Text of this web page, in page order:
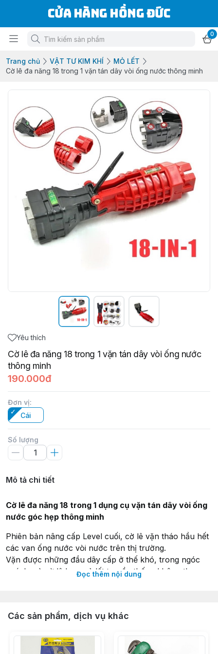
Cửa Hàng Hồng Đức
0
Trang chủ VẬT TƯ KIM KHÍ
MỎ LẾT
Cờ lê đa năng 18 trong 1 vặn tán dây vòi ống nước thông minh
Yêu thích
Cờ lê đa năng 18 trong 1 vặn tán dây vòi ống nước
thông minh
190.000đ
Đơn vị:
Cái
Số lượng
Mô tả chi tiết
Cờ lê đa năng 18 trong 1 dụng cụ vặn tán dây vòi ống
nước góc hẹp thông minh
Phiên bản nâng cấp Level cuối, cờ lê vặn tháo hầu hết
các van ống nước vòi nước trên thị trường.
Vặn được những đầu dây cấp ở thế khó, trong ngóc
ngách mà cờ lê hay mỏ lết truyền thống không thao
Đầu cờ lê có nam châm hít giữ ốc vít tiện lợi.
Đọc thêm nội dung
Các sản phẩm, dịch vụ khác